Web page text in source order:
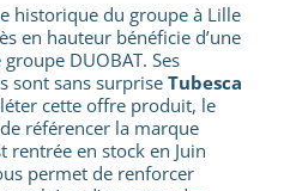
historique du groupe à Lille
en hauteur bénéficie d’une
DUOBAT. Ses
sont sans surprise Tubesca
cette offre produit, le
référencer la marque
rentrée en stock en Juin
permet de renforcer